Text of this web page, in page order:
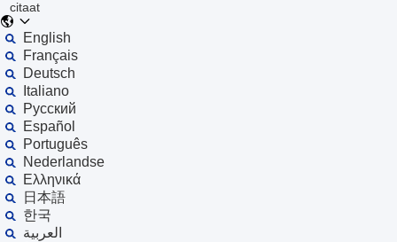
citaat
English
Français
Deutsch
Italiano
Русский
Español
Português
Nederlandse
Ελληνικά
日本語
한국
العربية